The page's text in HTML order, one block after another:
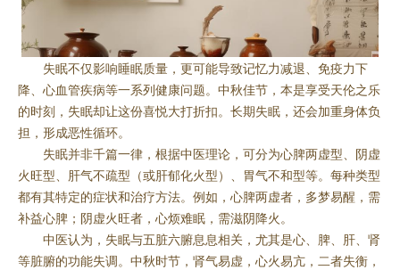
失眠不仅影响睡眠质量，更可能导致记忆力减退、免疫力下
降、心血管疾病等一系列健康问题。中秋佳节，本是享受天伦之乐
的时刻，失眠却让这份喜悦大打折扣。长期失眠，还会加重身体负
担，形成恶性循环。
失眠并非千篇一律，根据中医理论，可分为心脾两虚型、阴虚
火旺型、肝气不疏型（或肝郁化火型）、胃气不和型等。每种类型
都有其特定的症状和治疗方法。例如，心脾两虚者，多梦易醒，需
补益心脾；阴虚火旺者，心烦难眠，需滋阴降火。
中医认为，失眠与五脏六腑息息相关，尤其是心、脾、肝、肾
等脏腑的功能失调。中秋时节，肾气易虚，心火易亢，二者失衡，